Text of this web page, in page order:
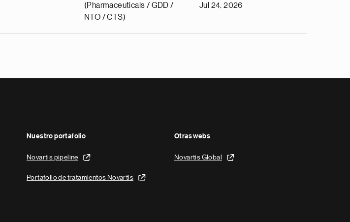
(Pharmaceuticals / GDD /
NTO / CTS)
Jul 24, 2026
Nuestro portafolio
Novartis pipeline
Portafolio de tratamientos Novartis
Otras webs
Novartis Global